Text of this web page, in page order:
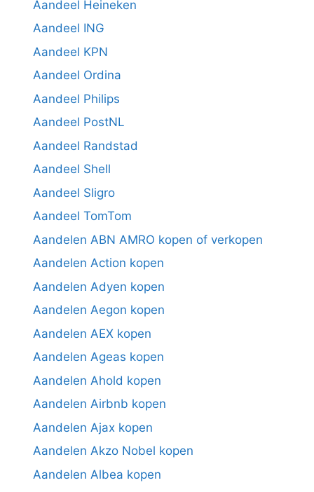
Aandeel Heineken
Aandeel ING
Aandeel KPN
Aandeel Ordina
Aandeel Philips
Aandeel PostNL
Aandeel Randstad
Aandeel Shell
Aandeel Sligro
Aandeel TomTom
Aandelen ABN AMRO kopen of verkopen
Aandelen Action kopen
Aandelen Adyen kopen
Aandelen Aegon kopen
Aandelen AEX kopen
Aandelen Ageas kopen
Aandelen Ahold kopen
Aandelen Airbnb kopen
Aandelen Ajax kopen
Aandelen Akzo Nobel kopen
Aandelen Albea kopen